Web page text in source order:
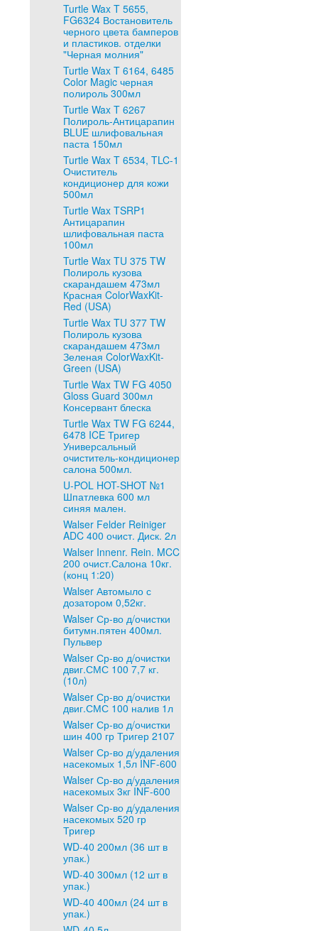
Turtle Wax T 5655,
FG6324 Востановитель
черного цвета бамперов
и пластиков. отделки
"Черная молния"
Turtle Wax T 6164, 6485
Color Magic черная
полироль 300мл
Turtle Wax T 6267
Полироль-Антицарапин
BLUE шлифовальная
паста 150мл
Turtle Wax T 6534, TLC-1
Очиститель
кондиционер для кожи
500мл
Turtle Wax TSRP1
Антицарапин
шлифовальная паста
100мл
Turtle Wax TU 375 TW
Полироль кузова
скарандашем 473мл
Красная ColorWaxKit-
Red (USA)
Turtle Wax TU 377 TW
Полироль кузова
скарандашем 473мл
Зеленая ColorWaxKit-
Green (USA)
Turtle Wax TW FG 4050
Gloss Guard 300мл
Консервант блеска
Turtle Wax TW FG 6244,
6478 ICE Тригер
Универсальный
очиститель-кондиционер
салона 500мл.
U-POL HOT-SHOT №1
Шпатлевка 600 мл
синяя мален.
Walser Felder Reiniger
ADC 400 очист. Диск. 2л
Walser Innenr. Rein. MCC
200 очист.Салона 10кг.
(конц 1:20)
Walser Автомыло с
дозатором 0,52кг.
Walser Ср-во д/очистки
битумн.пятен 400мл.
Пульвер
Walser Ср-во д/очистки
двиг.СМС 100 7,7 кг.
(10л)
Walser Ср-во д/очистки
двиг.СМС 100 налив 1л
Walser Ср-во д/очистки
шин 400 гр Тригер 2107
Walser Ср-во д/удаления
насекомых 1,5л INF-600
Walser Ср-во д/удаления
насекомых 3кг INF-600
Walser Ср-во д/удаления
насекомых 520 гр
Тригер
WD-40 200мл (36 шт в
упак.)
WD-40 300мл (12 шт в
упак.)
WD-40 400мл (24 шт в
упак.)